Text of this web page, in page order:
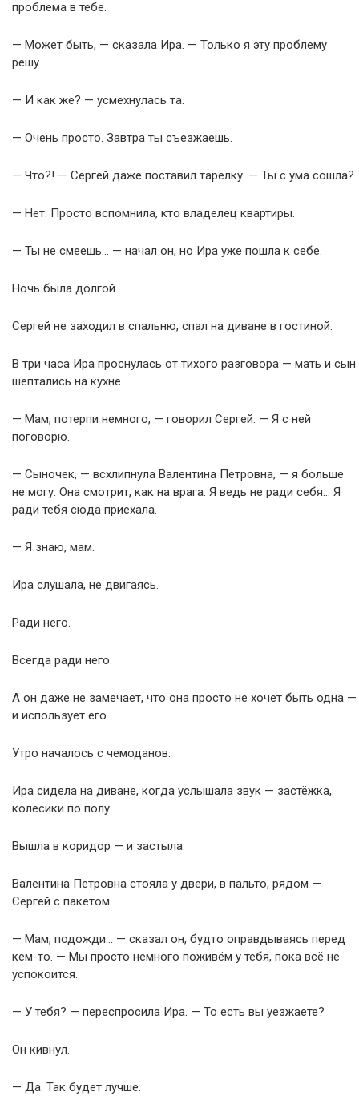
проблема в тебе.
— Может быть, — сказала Ира. — Только я эту проблему
решу.
— И как же? — усмехнулась та.
— Очень просто. Завтра ты съезжаешь.
— Что?! — Сергей даже поставил тарелку. — Ты с ума сошла?
— Нет. Просто вспомнила, кто владелец квартиры.
— Ты не смеешь… — начал он, но Ира уже пошла к себе.
Ночь была долгой.
Сергей не заходил в спальню, спал на диване в гостиной.
В три часа Ира проснулась от тихого разговора — мать и сын
шептались на кухне.
— Мам, потерпи немного, — говорил Сергей. — Я с ней
поговорю.
— Сыночек, — всхлипнула Валентина Петровна, — я больше
не могу. Она смотрит, как на врага. Я ведь не ради себя… Я
ради тебя сюда приехала.
— Я знаю, мам.
Ира слушала, не двигаясь.
Ради него.
Всегда ради него.
А он даже не замечает, что она просто не хочет быть одна —
и использует его.
Утро началось с чемоданов.
Ира сидела на диване, когда услышала звук — застёжка,
колёсики по полу.
Вышла в коридор — и застыла.
Валентина Петровна стояла у двери, в пальто, рядом —
Сергей с пакетом.
— Мам, подожди… — сказал он, будто оправдываясь перед
кем-то. — Мы просто немного поживём у тебя, пока всё не
успокоится.
— У тебя? — переспросила Ира. — То есть вы уезжаете?
Он кивнул.
— Да. Так будет лучше.